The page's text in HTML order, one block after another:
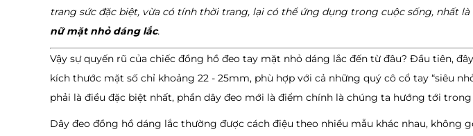
trang sức đặc biệt, vừa có tính thời trang, lại có thể ứng dụng trong cuộc sống, nhất
nữ mặt nhỏ dáng lắc.
Vậy sự quyến rũ của chiếc đồng hồ đeo tay mặt nhỏ dáng lắc đến từ đâu? Đầu tiên,
kích thước mặt số chỉ khoảng 22 - 25mm, phù hợp với cả những quý cô cổ tay “siêu
phải là điều đặc biệt nhất, phần dây đeo mới là điểm chính là chúng ta hướng tới
Dây đeo đồng hồ dáng lắc thường được cách điệu theo nhiều mẫu khác nhau, không